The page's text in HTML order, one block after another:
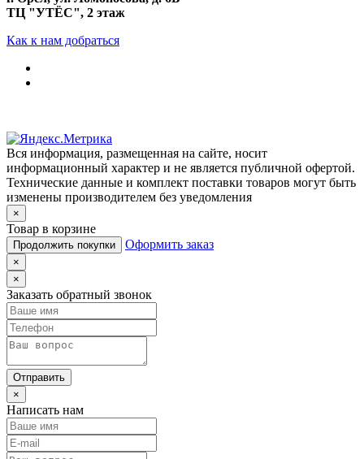
ТЦ "УТЁС", 2 этаж
Как к нам добраться
Вся информация, размещенная на сайте, носит
информационный характер и не является публичной офертой.
Технические данные и комплект поставки товаров могут быть
изменены производителем без уведомления
×
Товар в корзине
Продолжить покупки Оформить заказ
×
×
Заказать обратный звонок
Отправить
×
Написать нам